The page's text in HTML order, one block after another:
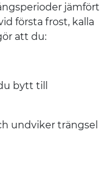
jämfört
första frost, kalla
att du:
bytt till
undviker trängsel